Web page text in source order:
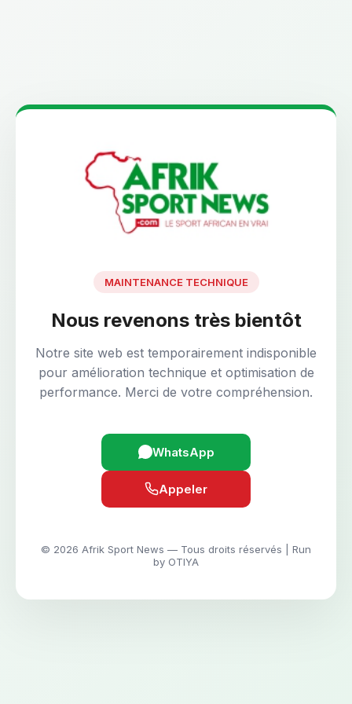
MAINTENANCE TECHNIQUE
Nous revenons très bientôt
Notre site web est temporairement indisponible
pour amélioration technique et optimisation de
performance. Merci de votre compréhension.
WhatsApp
Appeler
© 2026 Afrik Sport News — Tous droits réservés | Run
by OTIYA